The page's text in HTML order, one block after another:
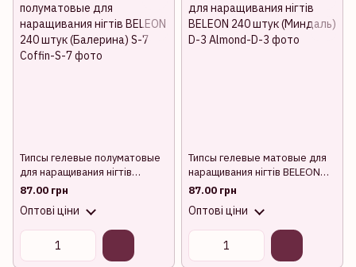
Типсы гелевые полуматовые
для наращивания нігтів
BELEON 240 штук (Балерина)
87.00 грн
Оптові ціни
Типсы гелевые матовые для
наращивания нігтів BELEON
240 штук (Миндаль) D-3
87.00 грн
Оптові ціни